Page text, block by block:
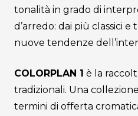
tonalità in grado di
d’arredo: dai più classici e
nuove tendenze
COLORPLAN 1 è la
tradizionali. Una
termini di offerta